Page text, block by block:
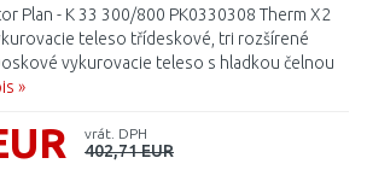
Plan - K 33 300/800 PK0330308 Therm X2
teleso třídeskové, tri rozšírené
vykurovacie teleso s hladkou čelnou
»
vrát. DPH
402,71 EUR